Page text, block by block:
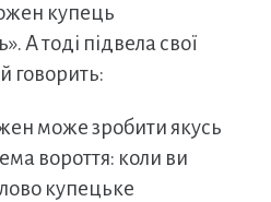
купець
А тоді підвела свої
говорить:
може зробити якусь
вороття: коли ви
купецьке